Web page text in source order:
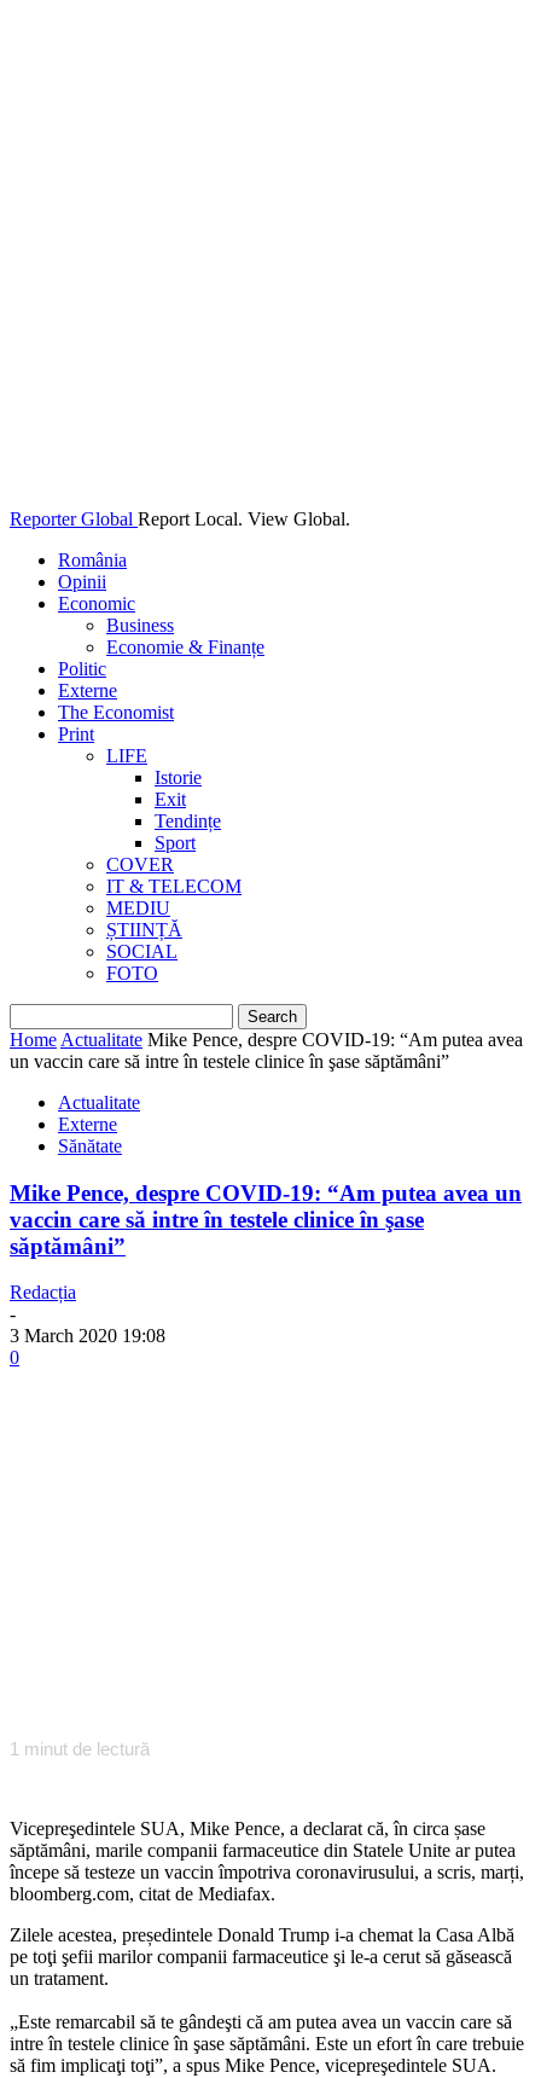
Reporter Global Report Local. View Global.
România
Opinii
Economic
Business
Economie & Finanțe
Politic
Externe
The Economist
Print
LIFE
Istorie
Exit
Tendințe
Sport
COVER
IT & TELECOM
MEDIU
ȘTIINȚĂ
SOCIAL
FOTO
Home Actualitate Mike Pence, despre COVID-19: “Am putea avea
un vaccin care să intre în testele clinice în şase săptămâni”
Actualitate
Externe
Sănătate
Mike Pence, despre COVID-19: “Am putea avea un
vaccin care să intre în testele clinice în şase
săptămâni”
Redacția
-
3 March 2020 19:08
0
1 minut de lectură
Vicepreşedintele SUA, Mike Pence, a declarat că, în circa șase
săptămâni, marile companii farmaceutice din Statele Unite ar putea
începe să testeze un vaccin împotriva coronavirusului, a scris, marți,
bloomberg.com, citat de Mediafax.
Zilele acestea, președintele Donald Trump i-a chemat la Casa Albă
pe toţi şefii marilor companii farmaceutice şi le-a cerut să găsească
un tratament.
„Este remarcabil să te gândeşti că am putea avea un vaccin care să
intre în testele clinice în şase săptămâni. Este un efort în care trebuie
să fim implicaţi toţi”, a spus Mike Pence, vicepreşedintele SUA.